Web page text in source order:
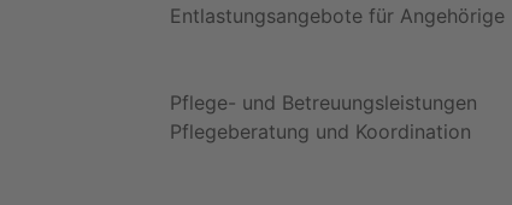
Entlastungsangebote für Angehörige
Pflege- und Betreuungsleistungen
Pflegeberatung und Koordination